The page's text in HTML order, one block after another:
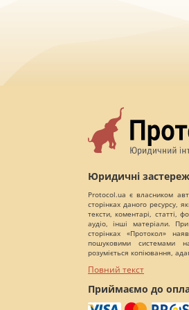
Юридичні
Protocol.ua є власником
сторінках даного ресурсу,
тексти, коментарі, статті,
аудіо, інші матеріали.
сторінках «Протокол»
пошуковими системами
розуміється копіювання,
Повний текст
Приймаємо до